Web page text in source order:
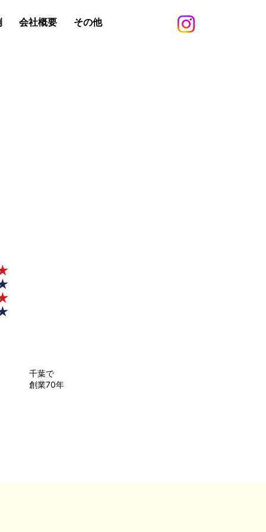
会社概要 その他
千葉で
創業70年